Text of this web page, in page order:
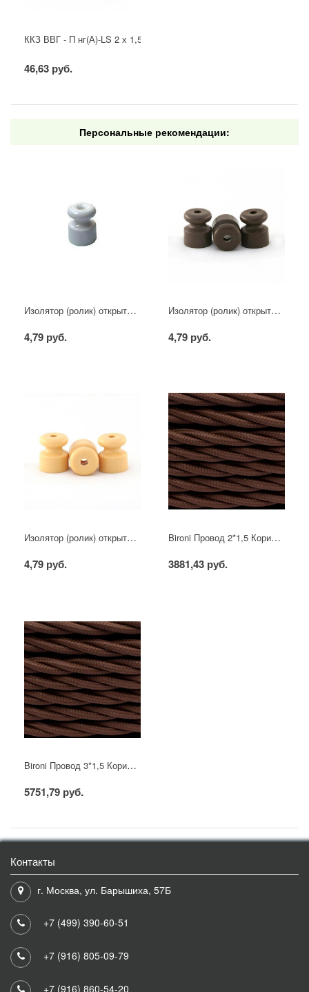
ККЗ ВВГ - П нг(А)-LS 2 х 1,5 ГОСТ
46,63 руб.
Персональные рекомендации:
Изолятор (ролик) открытой проводки пластик белый (100шт)
4,79 руб.
Изолятор (ролик) открытой проводки пластик дуб (100шт)
4,79 руб.
Изолятор (ролик) открытой проводки пластик сосна (100шт)
4,79 руб.
Bironi Провод 2*1,5 Коричневый (матовый) (цена за бухту 50м)
3881,43 руб.
Bironi Провод 3*1,5 Коричневый (матовый) (цена за бухту 50м)
5751,79 руб.
Контакты
г. Москва, ул. Барышиха, 57Б
+7 (499) 390-60-51
+7 (916) 805-09-79
+7 (916) 860-54-20